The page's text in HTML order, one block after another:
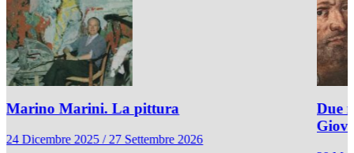
Marino Marini. La pittura
24 Dicembre 2025 / 27 Settembre 2026
Due